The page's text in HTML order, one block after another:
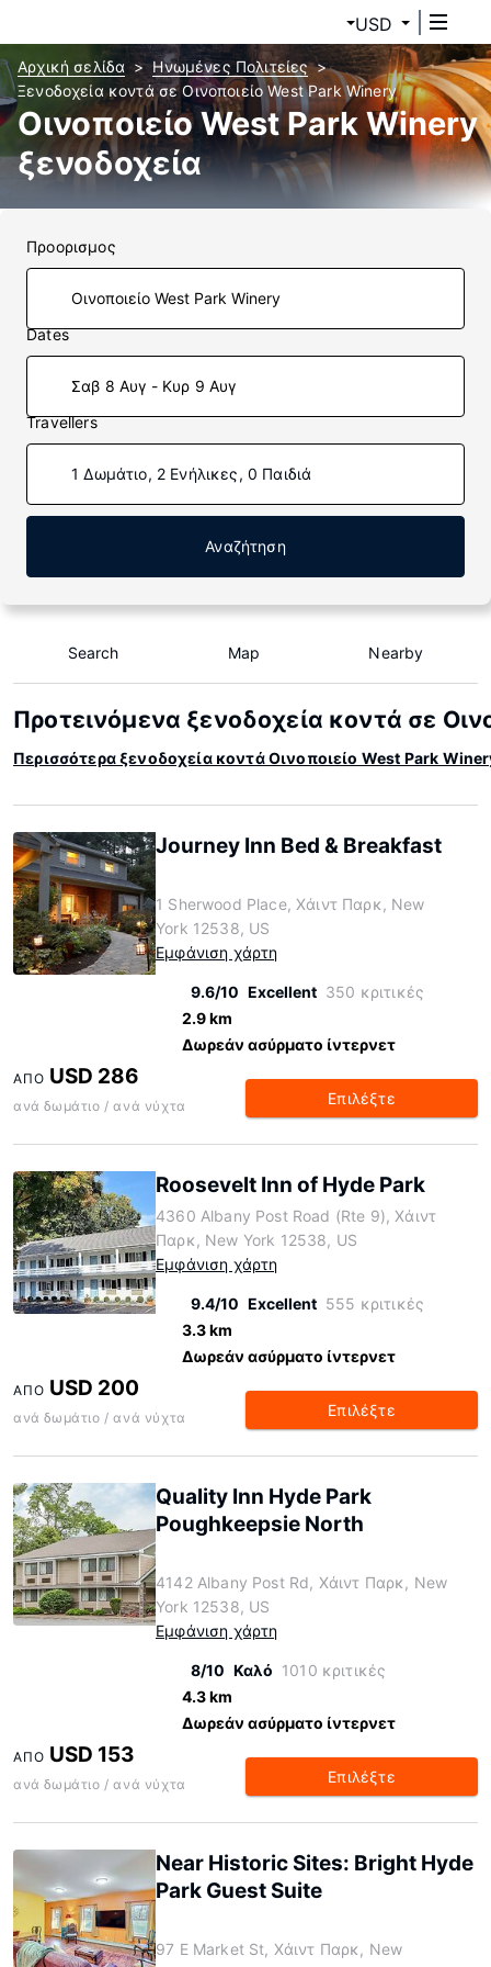
USD
Αρχική σελίδα
Ηνωμένες Πολιτείες
Ξενοδοχεία κοντά σε Οινοποιείο West Park Winery
Οινοποιείο West Park Winery
ξενοδοχεία
Προορισμος
Dates
Σαβ 8 Αυγ - Κυρ 9 Αυγ
Travellers
1 Δωμάτιο, 2 Ενήλικες, 0 Παιδιά
Αναζήτηση
Search Map Nearby
Προτεινόμενα ξενοδοχεία κοντά σε
Περισσότερα ξενοδοχεία κοντά Οινοποιείο West Park
Journey Inn Bed & Breakfast
1 Sherwood Place, Χάιντ Παρκ, New
York 12538, US
Εμφάνιση χάρτη
9.6/10 Excellent 350 κριτικές
2.9 km
Δωρεάν ασύρματο ίντερνετ
ΑΠΌ USD 286
ανά δωμάτιο / ανά νύχτα Επιλέξτε
Roosevelt Inn of Hyde Park
4360 Albany Post Road (Rte 9), Χάιντ
Παρκ, New York 12538, US
Εμφάνιση χάρτη
9.4/10 Excellent 555 κριτικές
3.3 km
Δωρεάν ασύρματο ίντερνετ
ΑΠΌ USD 200
ανά δωμάτιο / ανά νύχτα Επιλέξτε
Quality Inn Hyde Park
Poughkeepsie North
4142 Albany Post Rd, Χάιντ Παρκ, New
York 12538, US
Εμφάνιση χάρτη
8/10 Καλό 1010 κριτικές
4.3 km
Δωρεάν ασύρματο ίντερνετ
ΑΠΌ USD 153
ανά δωμάτιο / ανά νύχτα Επιλέξτε
Near Historic Sites: Bright Hyde
Park Guest Suite
97 E Market St, Χάιντ Παρκ, New